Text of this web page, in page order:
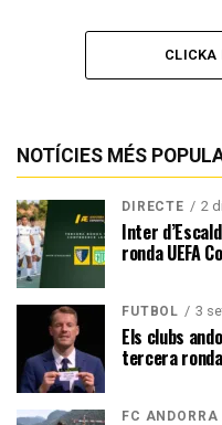
CLICKA
NOTÍCIES MÉS
DIRECTE 2
Inter
ronda UEFA
FUTBOL 3
Els clubs
tercera
FC ANDORRA